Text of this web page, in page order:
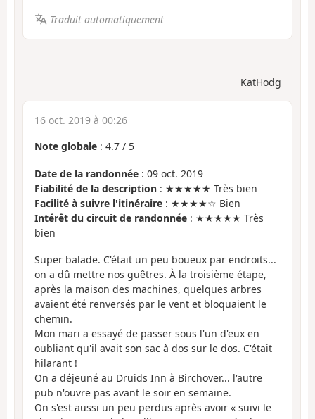
Traduit automatiquement
KatHodg
16 oct. 2019 à 00:26
Note globale : 4.7 / 5
Date de la randonnée : 09 oct. 2019
Fiabilité de la description : ★★★★★ Très bien
Facilité à suivre l'itinéraire : ★★★★☆ Bien
Intérêt du circuit de randonnée : ★★★★★ Très
bien
Super balade. C'était un peu boueux par endroits...
on a dû mettre nos guêtres. À la troisième étape,
après la maison des machines, quelques arbres
avaient été renversés par le vent et bloquaient le
chemin.
Mon mari a essayé de passer sous l'un d'eux en
oubliant qu'il avait son sac à dos sur le dos. C'était
hilarant !
On a déjeuné au Druids Inn à Birchover... l'autre
pub n'ouvre pas avant le soir en semaine.
On s'est aussi un peu perdus après avoir « suivi le